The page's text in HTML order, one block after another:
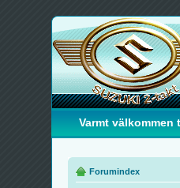
Varmt välkommen
Forumindex